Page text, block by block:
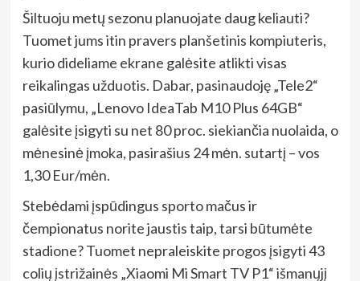
Šiltuoju metų sezonu planuojate daug keliauti?
Tuomet jums itin pravers planšetinis kompiuteris,
kurio dideliame ekrane galėsite atlikti visas
reikalingas užduotis. Dabar, pasinaudoję „Tele2“
pasiūlymu, „Lenovo IdeaTab M10 Plus 64GB“
galėsite įsigyti su net 80 proc. siekiančia nuolaida, o
mėnesinė įmoka, pasirašius 24 mėn. sutartį – vos
1,30 Eur/mėn.
Stebėdami įspūdingus sporto mačus ir
čempionatus norite jaustis taip, tarsi būtumėte
stadione? Tuomet nepraleiskite progos įsigyti 43
colių įstrižainės „Xiaomi Mi Smart TV P1“ išmanųjį